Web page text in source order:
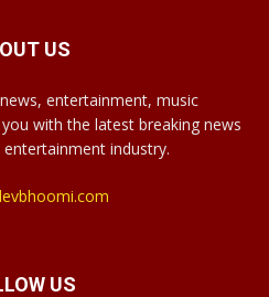
US
entertainment, music
with the latest breaking news
industry.
US